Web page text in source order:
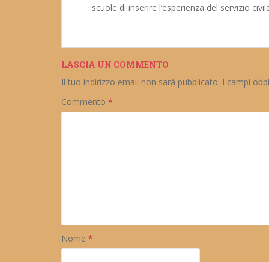
scuole di inserire l’esperienza del servizio
LASCIA UN COMMENTO
Il tuo indirizzo email non sarà pubblicato. I campi
Commento *
Nome *